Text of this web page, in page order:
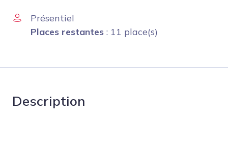
Présentiel
Places restantes : 11 place(s)
Description